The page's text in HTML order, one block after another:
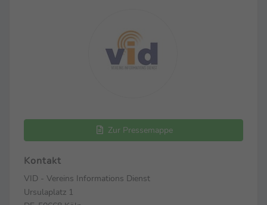
Zur Pressemappe
Kontakt
VID - Vereins Informations Dienst
Ursulaplatz 1